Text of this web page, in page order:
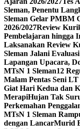
Sleman, Penentu
Sleman Gelar PMBM
2026/2027Review
Pembelajaran hingga
Laksanakan Review
Sleman Jalani
Lapangan Upacara,
MTsN 1 Sleman12
Malam Pentas Seni
Giat Hari Kedua dan
MerapiHujan Tak
Perkemahan
MTsN 1 Sleman
dengan LancarMurid